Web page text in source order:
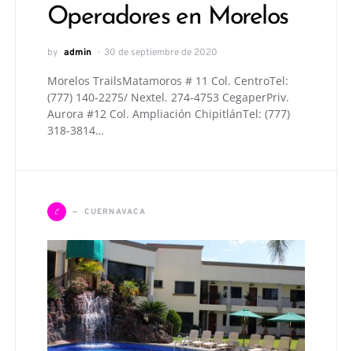
Operadores en Morelos
by admin 30 de septiembre de 2020
Morelos TrailsMatamoros # 11 Col. CentroTel:
(777) 140-2275/ Nextel. 274-4753 CegaperPriv.
Aurora #12 Col. Ampliación ChipitlánTel: (777)
318-3814…
C CUERNAVACA